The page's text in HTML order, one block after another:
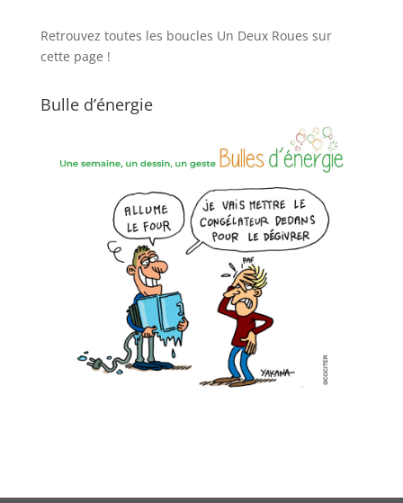
Retrouvez toutes les boucles Un Deux Roues sur
cette page !
Bulle d’énergie